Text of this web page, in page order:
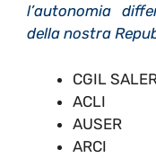
l’autonomia
della nostra
CGIL
ACLI
AUSER
ARCI